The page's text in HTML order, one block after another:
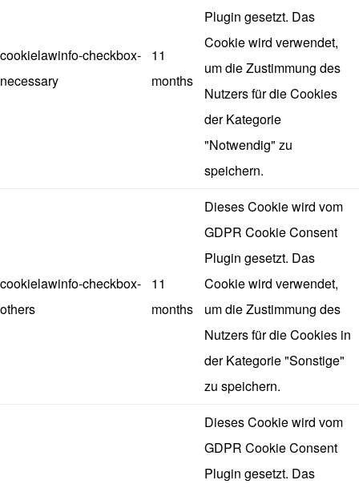
cookielawinfo-checkbox-
necessary
11
months
Plugin gesetzt. Das
Cookie wird verwendet,
um die Zustimmung des
Nutzers für die Cookies
der Kategorie
"Notwendig" zu
speichern.
cookielawinfo-checkbox-
others
11
months
Dieses Cookie wird vom
GDPR Cookie Consent
Plugin gesetzt. Das
Cookie wird verwendet,
um die Zustimmung des
Nutzers für die Cookies in
der Kategorie "Sonstige"
zu speichern.
Dieses Cookie wird vom
GDPR Cookie Consent
Plugin gesetzt. Das